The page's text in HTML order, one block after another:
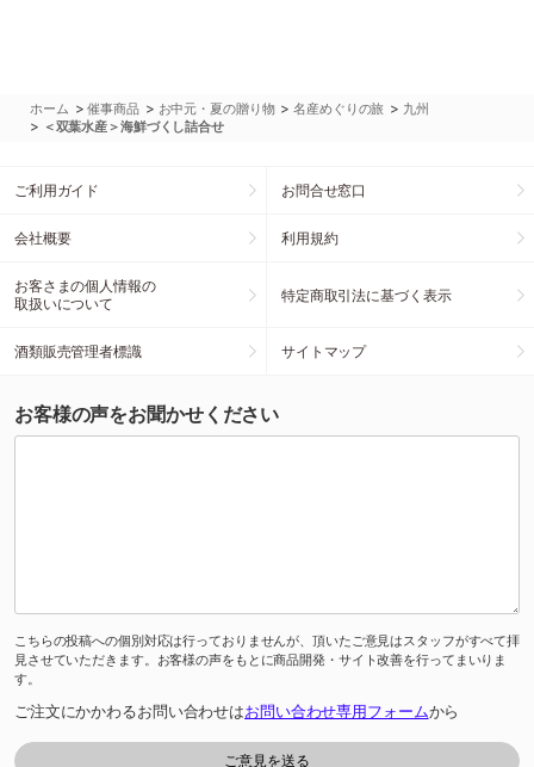
ホーム >催事商品 > お中元・夏の贈り物 >名産めぐりの旅 > 九州
> ＜双葉水産＞海鮮づくし詰合せ
ご利用ガイド お問合せ窓口
会社概要 利用規約
お客さまの個人情報の
取扱いについて
特定商取引法に基づく表示
酒類販売管理者標識 サイトマップ
お客様の声をお聞かせください
こちらの投稿への個別対応は行っておりませんが、頂いたご意見はスタッフがすべて拝
見させていただきます。お客様の声をもとに商品開発・サイト改善を行ってまいりま
す。
ご注文にかかわるお問い合わせはお問い合わせ専用フォームから